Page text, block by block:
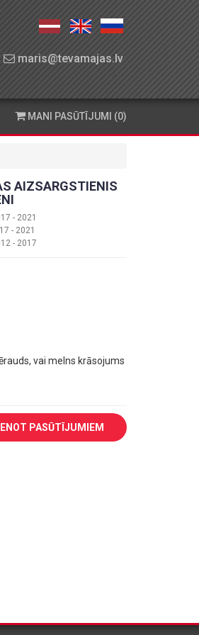
maris@tevamajas.lv
MANI PASŪTĪJUMI (0)
AIZSARGSTIENIS
- 2021
- 2021
- 2017
vai melns krāsojums
PASŪTĪJUMIEM